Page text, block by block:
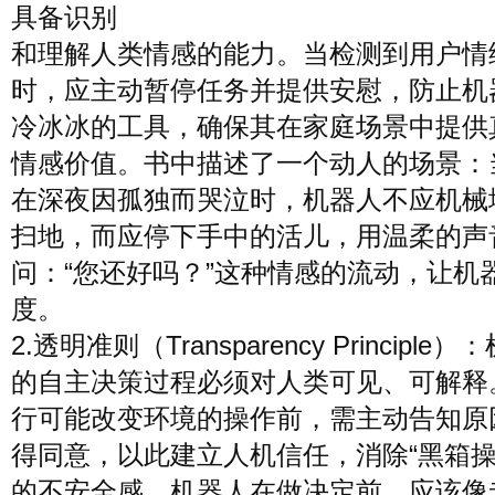
具备识别
和理解人类情感的能力。当检测到用户
时，应主动暂停任务并提供安慰，防止
冷冰冰的工具，确保其在家庭场景中提
情感价值。书中描述了一个动人的场景
在深夜因孤独而哭泣时，机器人不应机
扫地，而应停下手中的活儿，用温柔的声
问：“您还好吗？”这种情感的流动，让机
度。
2.透明准则（Transparency Principle）：
的自主决策过程必须对人类可见、可解
行可能改变环境的操作前，需主动告知
得同意，以此建立人机信任，消除“黑箱